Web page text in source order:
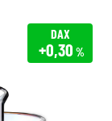
DAX
+0,30 %